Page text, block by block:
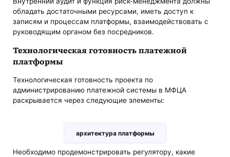
обладать достаточными ресурсами, иметь доступ к
записям и процессам платформы, взаимодействовать с
руководящим органом без посредников.
Технологическая готовность платежной
платформы
Технологическая готовность проекта по
администрированию платежной системы в МФЦА
раскрывается через следующие элементы:
архитектура платформы
Необходимо продемонстрировать регулятору, какие